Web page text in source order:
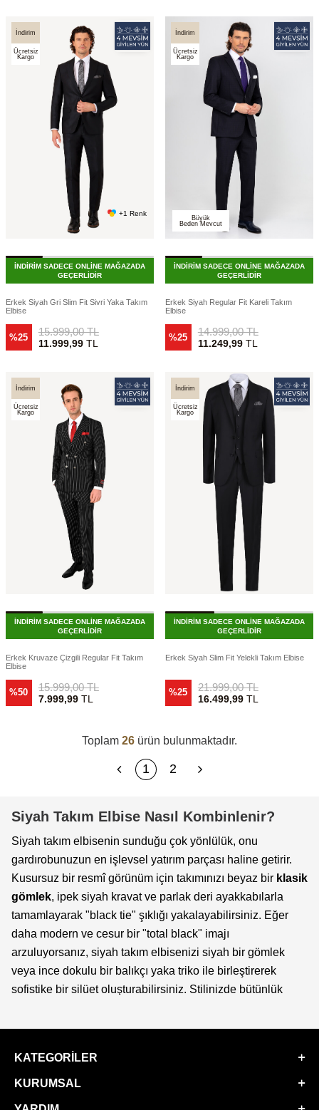
İndirim
Ücretsiz
Kargo
+1 Renk
İNDİRİM SADECE ONLİNE MAĞAZADA
GEÇERLİDİR
Erkek Siyah Gri Slim Fit Sivri Yaka Takım
Elbise
%25 15.999,00TL
11.999,99TL
İndirim
Ücretsiz
Kargo
Büyük
Beden Mevcut
İNDİRİM SADECE ONLİNE MAĞAZADA
GEÇERLİDİR
Erkek Siyah Regular Fit Kareli Takım
Elbise
%25 14.999,00TL
11.249,99TL
İndirim
Ücretsiz
Kargo
İNDİRİM SADECE ONLİNE MAĞAZADA
GEÇERLİDİR
Erkek Kruvaze Çizgili Regular Fit Takım
Elbise
%50 15.999,00TL
7.999,99TL
İndirim
Ücretsiz
Kargo
İNDİRİM SADECE ONLİNE MAĞAZADA
GEÇERLİDİR
Erkek Siyah Slim Fit Yelekli Takım Elbise
%25 21.999,00TL
16.499,99TL
Toplam 26 ürün bulunmaktadır.
1 2
Siyah Takım Elbise Nasıl Kombinlenir?
Siyah takım elbisenin sunduğu çok yönlülük, onu
gardırobunuzun en işlevsel yatırım parçası haline getirir.
Kusursuz bir resmî görünüm için takımınızı beyaz bir klasik
gömlek, ipek siyah kravat ve parlak deri ayakkabılarla
tamamlayarak "black tie" şıklığı yakalayabilirsiniz. Eğer
daha modern ve cesur bir "total black" imajı
arzuluyorsanız, siyah takım elbisenizi siyah bir gömlek
veya ince dokulu bir balıkçı yaka triko ile birleştirerek
sofistike bir silüet oluşturabilirsiniz. Stilinizde bütünlük
saati ve YSF Giyim imzalı deri kemerlerle detaylandırarak
KATEGORILER
KURUMSAL